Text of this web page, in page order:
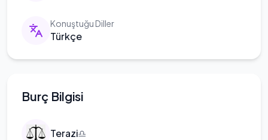
Konuştuğu Diller
Türkçe
Burç Bilgisi
Terazi♎